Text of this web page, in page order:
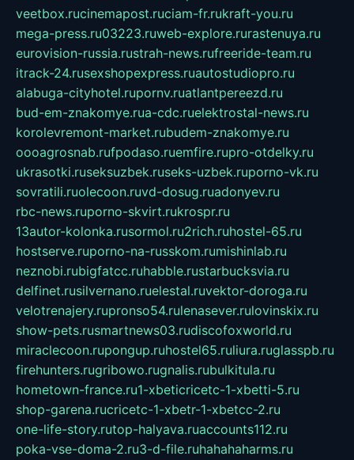
veetbox.rucinemapost.ruciam-fr.rukraft-you.ru
mega-press.ru03223.ruweb-explore.rurastenuya.ru
eurovision-russia.rustrah-news.rufreeride-team.ru
itrack-24.rusexshopexpress.ruautostudiopro.ru
alabuga-cityhotel.rupornv.ruatlantpereezd.ru
bud-em-znakomye.rua-cdc.ruelektrostal-news.ru
korolevremont-market.rubudem-znakomye.ru
oooagrosnab.rufpodaso.ruemfire.rupro-otdelky.ru
ukrasotki.ruseksuzbek.ruseks-uzbek.ruporno-vk.ru
sovratili.ruolecoon.ruvd-dosug.ruadonyev.ru
rbc-news.ruporno-skvirt.rukrospr.ru
13autor-kolonka.rusormol.ru2rich.ruhostel-65.ru
hostserve.ruporno-na-russkom.rumishinlab.ru
neznobi.rubigfatcc.ruhabble.rustarbucksvia.ru
delfinet.rusilvernano.ruelestal.ruvektor-doroga.ru
velotrenajery.rupronso54.rulenasever.rulovinskix.ru
show-pets.rusmartnews03.rudiscofoxworld.ru
miraclecoon.rupongup.ruhostel65.ruliura.ruglasspb.ru
firehunters.rugribowo.rugnalis.rubulkitula.ru
hometown-france.ru1-xbeticricetc-1-xbetti-5.ru
shop-garena.rucricetc-1-xbetr-1-xbetcc-2.ru
one-life-story.rutop-halyava.ruaccounts112.ru
poka-vse-doma-2.ru3-d-file.ruhahahaharms.ru